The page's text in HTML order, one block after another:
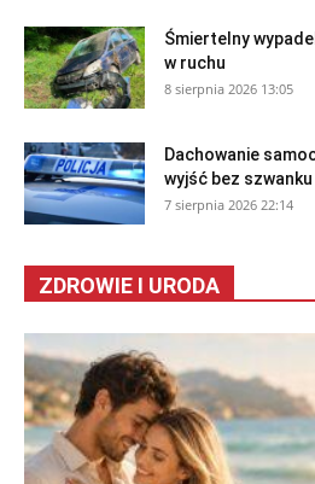
Śmiertelny
w ruchu
8 sierpnia 2026 13:05
Dachowanie
wyjść bez szwanku
7 sierpnia 2026 22:14
ZDROWIE I URODA